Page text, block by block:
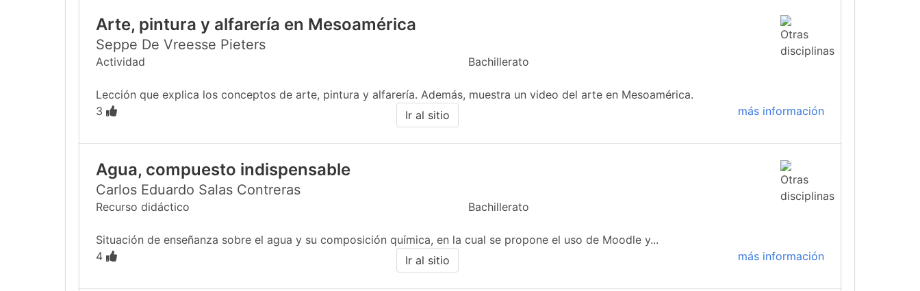
Arte, pintura y alfarería en Mesoamérica
Seppe De Vreesse Pieters
Actividad Bachillerato
Lección que explica los conceptos de arte, pintura y alfarería. Además, muestra un video del arte en Mesoamérica.
3
más información
Ir al sitio
Agua, compuesto indispensable
Carlos Eduardo Salas Contreras
Recurso didáctico Bachillerato
Situación de enseñanza sobre el agua y su composición química, en la cual se propone el uso de Moodle y...
4
más información
Ir al sitio